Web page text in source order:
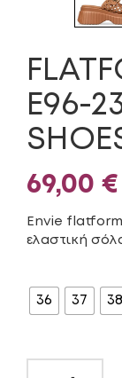
E96-
69,00 €
Envie
ελαστική
36 37 38